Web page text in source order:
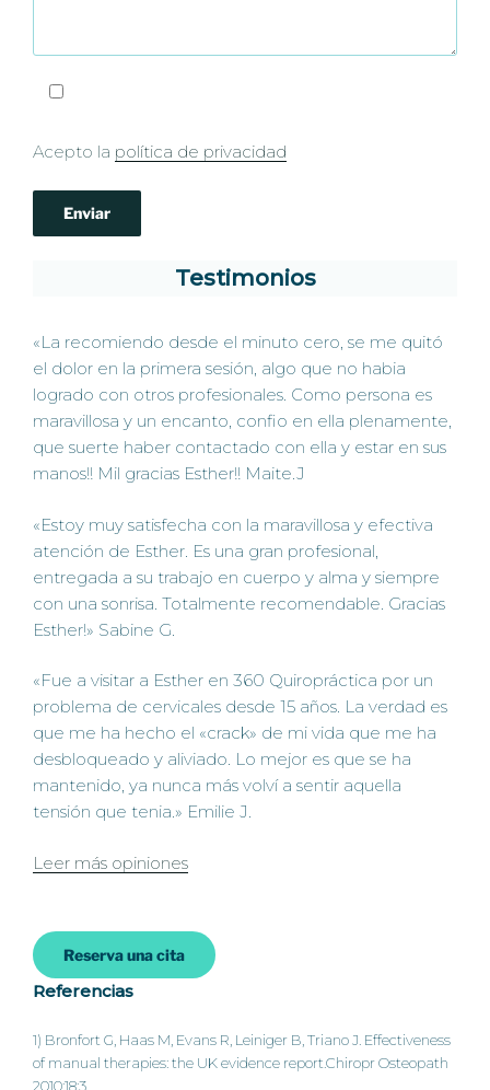
Acepto la política de privacidad
Testimonios
«La recomiendo desde el minuto cero, se me quitó
el dolor en la primera sesión, algo que no habia
logrado con otros profesionales. Como persona es
maravillosa y un encanto, confio en ella plenamente,
que suerte haber contactado con ella y estar en sus
manos!! Mil gracias Esther!! Maite.J
«Estoy muy satisfecha con la maravillosa y efectiva
atención de Esther. Es una gran profesional,
entregada a su trabajo en cuerpo y alma y siempre
con una sonrisa. Totalmente recomendable. Gracias
Esther!» Sabine G.
«Fue a visitar a Esther en 360 Quiropráctica por un
problema de cervicales desde 15 años. La verdad es
que me ha hecho el «crack» de mi vida que me ha
desbloqueado y aliviado. Lo mejor es que se ha
mantenido, ya nunca más volví a sentir aquella
tensión que tenia.» Emilie J.
Leer más opiniones
Reserva una cita
Referencias
1) Bronfort G, Haas M, Evans R, Leiniger B, Triano J. Effectiveness
of manual therapies: the UK evidence report.Chiropr Osteopath
2010;18:3.